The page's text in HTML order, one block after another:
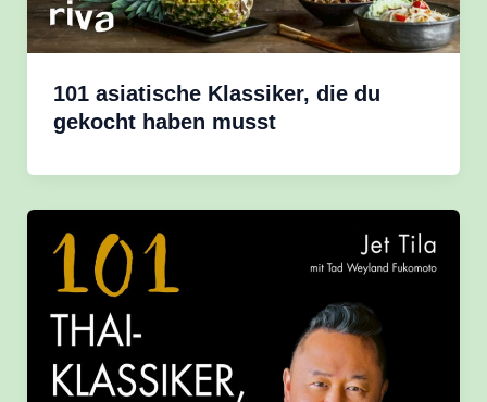
101 asiatische Klassiker, die du
gekocht haben musst